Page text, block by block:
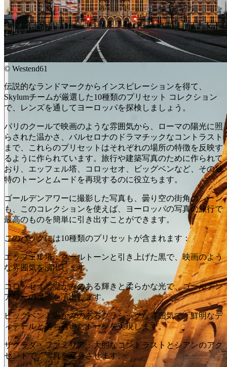
© Westend61
伝説的なランドマークからインスピレーションを得て、
Skylumチームが厳選した10種類のプリセット コレクション
で、レンズを通してヨーロッパを探検しましょう。
パリのクールで映画のような雰囲気から、ローマの陽光に照
らされた温かさ、バルセロナのドラマチックなコントラスト
まで、これらのプリセットはそれぞれの場所の特徴を反映す
るように作られています。旅行や建築写真のために作られて
おり、エッフェル塔、コロッセオ、ビッグベンなど、その独
特のトーンとムードを再現するのに役立ちます。
ゴールデンアワーに撮影した写真も、曇り空の街角のシーン
も、このコレクションを使えば、ヨーロッパの写真の旅行で
最高のものを簡単に引き出すことができます。
このパックには10種類のプリセットが含まれます：
エッフェル塔：クールトーンと引き上げた黒で、映画のよう
な雰囲気を演出します。
コロッセオ：温かみのある輝きと柔らかな光で、ゴールデン
アワーの魔法を演出します。
ビッグベン：温かみのあるクラシックな雰囲気で、鮮明なデ
ィテールと落ち着いたトーンを実現します。
サグラダ・ファミリア：大胆なコントラストとシアンのアク
セントで、写真を変身させます。